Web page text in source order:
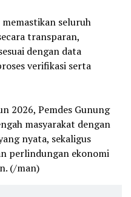
seluruh
transparan,
dengan data
verifikasi serta
2026, Pemdes Gunung
masyarakat dengan
nyata, sekaligus
perlindungan ekonomi
(/man)